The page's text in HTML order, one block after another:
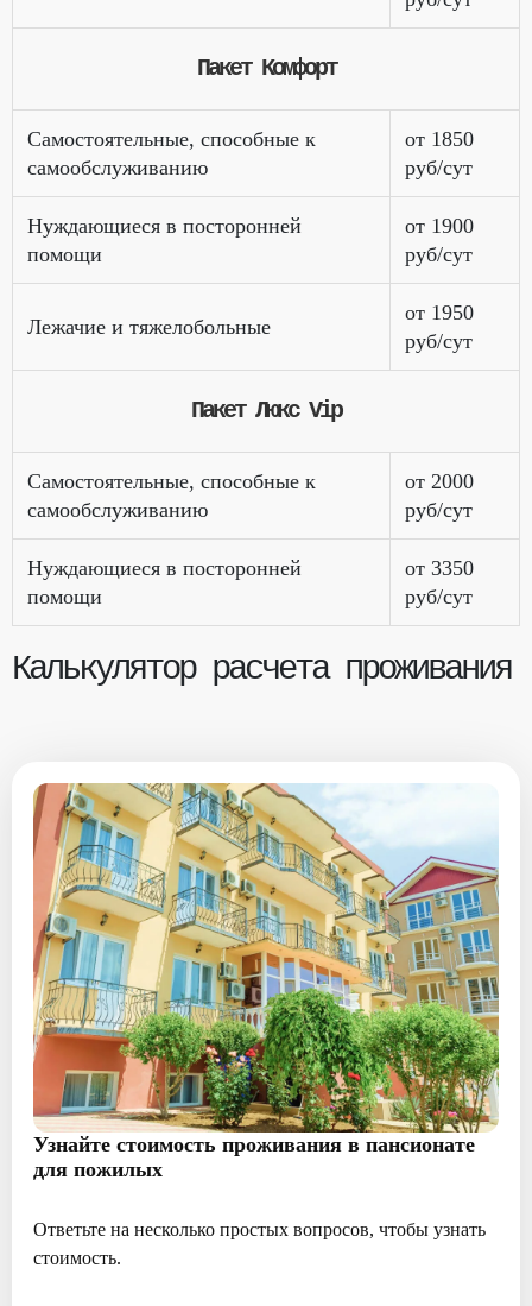
Пакет Комфорт
Самостоятельные, способные к
самообслуживанию
от 1850
руб/сут
Нуждающиеся в посторонней
помощи
от 1900
руб/сут
Лежачие и тяжелобольные
от 1950
руб/сут
Пакет Люкс Vip
Самостоятельные, способные к
самообслуживанию
от 2000
руб/сут
Нуждающиеся в посторонней
помощи
от 3350
руб/сут
Калькулятор расчета проживания
Узнайте стоимость проживания в пансионате
для пожилых
Ответьте на несколько простых вопросов, чтобы узнать
стоимость.